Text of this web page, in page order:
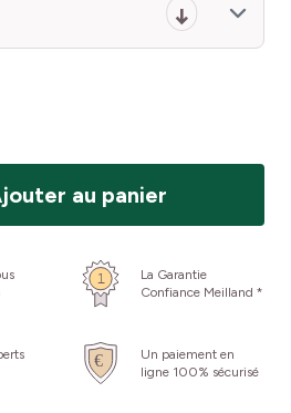
au panier
La Garantie
Confiance Meilland *
Un paiement en
ligne 100% sécurisé